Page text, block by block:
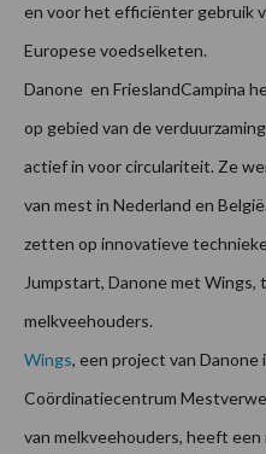
en voor het efficiënter gebruik
Europese voedselketen.
Danone en FrieslandCampina
op gebied van de
actief in voor circulariteit. Ze
van mest in Nederland en
zetten op innovatieve
Jumpstart, Danone met Wings,
melkveehouders.
Wings, een project van
Coördinatiecentrum
van melkveehouders, heeft